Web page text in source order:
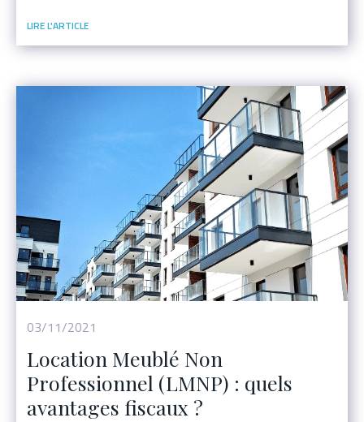
03/11/2021
Location Meublé Non
Professionnel (LMNP) : quels
avantages fiscaux ?